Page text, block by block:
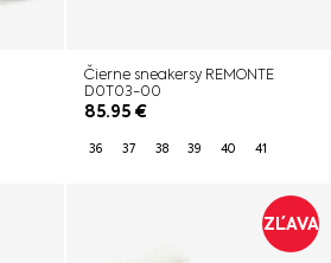
Čierne sneakersy REMONTE
D0T03-00
85.95€
36 37 38 39 40 41
ZĽAVA